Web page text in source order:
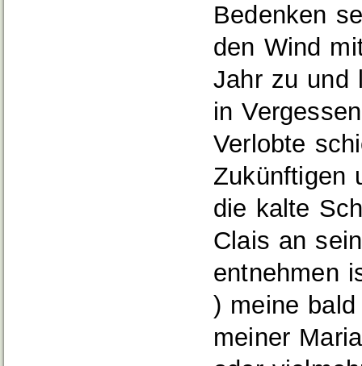
Bedenken
den Wind
Jahr zu und
in
Verlobte
Zukünftigen
die kalte
Clais an
entnehmen
) meine
meiner